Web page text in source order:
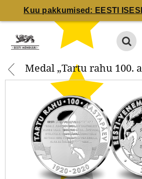
Kuu pakkumised: EESTI
Medal „Tartu rahu 100.
Medal „Tartu